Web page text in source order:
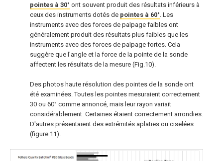
pointes à 30° ont souvent produit des résultats inférieurs à
ceux des instruments dotés de pointes à 60°. Les
instruments avec des forces de palpage faibles ont
généralement produit des résultats plus faibles que les
instruments avec des forces de palpage fortes. Cela
suggère que l'angle et la force de la pointe de la sonde
affectent les résultats de la mesure (Fig.10).
Des photos haute résolution des pointes de la sonde ont
été examinées. Toutes les pointes mesuraient correctement
30 ou 60° comme annoncé, mais leur rayon variait
considérablement. Certaines étaient correctement arrondies.
D'autres présentaient des extrémités aplaties ou ciselées
(figure 11).